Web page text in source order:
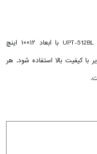
فیلم خشک رادیولوژی یا فیلم حرارتی آبی UPT-512BL با ابعاد ۱۲×۱۰ اینچ
با کیفیت بالا استفاده شود. هر